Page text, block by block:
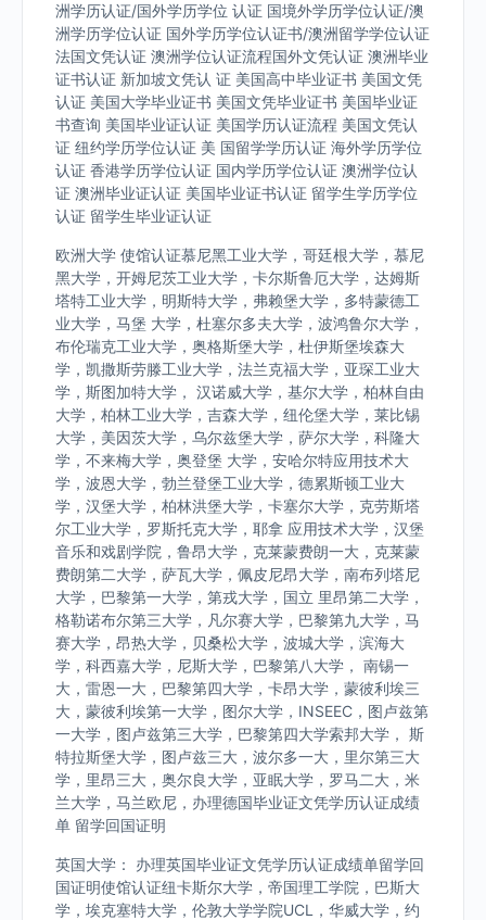
洲学历认证/国外学历学位 认证 国境外学历学位认证/澳
洲学历学位认证 国外学历学位认证书/澳洲留学学位认证
法国文凭认证 澳洲学位认证流程国外文凭认证 澳洲毕业
证书认证 新加坡文凭认 证 美国高中毕业证书 美国文凭
认证 美国大学毕业证书 美国文凭毕业证书 美国毕业证
书查询 美国毕业证认证 美国学历认证流程 美国文凭认
证 纽约学历学位认证 美 国留学学历认证 海外学历学位
认证 香港学历学位认证 国内学历学位认证 澳洲学位认
证 澳洲毕业证认证 美国毕业证书认证 留学生学历学位
认证 留学生毕业证认证
欧洲大学 使馆认证慕尼黑工业大学，哥廷根大学，慕尼
黑大学，开姆尼茨工业大学，卡尔斯鲁厄大学，达姆斯
塔特工业大学，明斯特大学，弗赖堡大学，多特蒙德工
业大学，马堡 大学，杜塞尔多夫大学，波鸿鲁尔大学，
布伦瑞克工业大学，奥格斯堡大学，杜伊斯堡埃森大
学，凯撒斯劳滕工业大学，法兰克福大学，亚琛工业大
学，斯图加特大学， 汉诺威大学，基尔大学，柏林自由
大学，柏林工业大学，吉森大学，纽伦堡大学，莱比锡
大学，美因茨大学，乌尔兹堡大学，萨尔大学，科隆大
学，不来梅大学，奥登堡 大学，安哈尔特应用技术大
学，波恩大学，勃兰登堡工业大学，德累斯顿工业大
学，汉堡大学，柏林洪堡大学，卡塞尔大学，克劳斯塔
尔工业大学，罗斯托克大学，耶拿 应用技术大学，汉堡
音乐和戏剧学院，鲁昂大学，克莱蒙费朗一大，克莱蒙
费朗第二大学，萨瓦大学，佩皮尼昂大学，南布列塔尼
大学，巴黎第一大学，第戎大学，国立 里昂第二大学，
格勒诺布尔第三大学，凡尔赛大学，巴黎第九大学，马
赛大学，昂热大学，贝桑松大学，波城大学，滨海大
学，科西嘉大学，尼斯大学，巴黎第八大学， 南锡一
大，雷恩一大，巴黎第四大学，卡昂大学，蒙彼利埃三
大，蒙彼利埃第一大学，图尔大学，INSEEC，图卢兹第
一大学，图卢兹第三大学，巴黎第四大学索邦大学， 斯
特拉斯堡大学，图卢兹三大，波尔多一大，里尔第三大
学，里昂三大，奥尔良大学，亚眠大学，罗马二大，米
兰大学，马兰欧尼，办理德国毕业证文凭学历认证成绩
单 留学回国证明
英国大学： 办理英国毕业证文凭学历认证成绩单留学回
国证明使馆认证纽卡斯尔大学，帝国理工学院，巴斯大
学，埃克塞特大学，伦敦大学学院UCL，华威大学，约